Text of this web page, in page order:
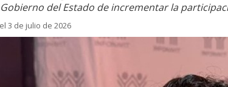
del Estado de incrementar la
el 3 de julio de 2026